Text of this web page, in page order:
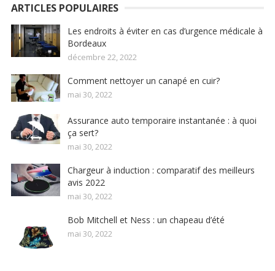
ARTICLES POPULAIRES
Les endroits à éviter en cas d’urgence médicale à
Bordeaux
décembre 22, 2022
Comment nettoyer un canapé en cuir?
mai 30, 2022
Assurance auto temporaire instantanée : à quoi
ça sert?
mai 30, 2022
Chargeur à induction : comparatif des meilleurs
avis 2022
mai 30, 2022
Bob Mitchell et Ness : un chapeau d’été
mai 30, 2022